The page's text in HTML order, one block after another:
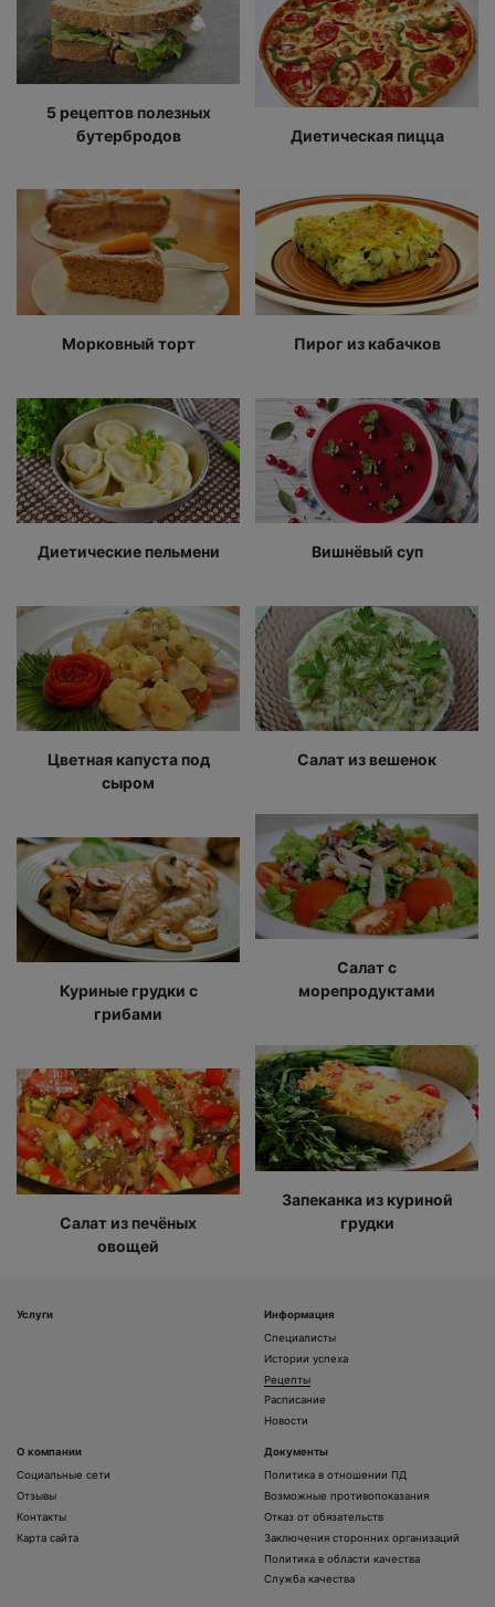
5 рецептов полезных
бутербродов
Морковный торт
Диетические пельмени
Цветная капуста под
сыром
Куриные грудки с
грибами
Салат из печёных
овощей
Диетическая пицца
Пирог из кабачков
Вишнёвый суп
Салат из вешенок
Салат с
морепродуктами
Запеканка из куриной
грудки
Услуги
Информация
Специалисты
Истории успеха
Рецепты
Расписание
Новости
О компании
Социальные сети
Отзывы
Контакты
Карта сайта
Документы
Политика в отношении ПД
Возможные противопоказания
Отказ от обязательств
Заключения сторонних организаций
Политика в области качества
Служба качества